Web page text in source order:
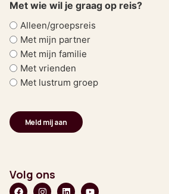
Met wie wil je graag op reis?
Alleen/groepsreis
Met mijn partner
Met mijn familie
Met vrienden
Met lustrum groep
Volg ons